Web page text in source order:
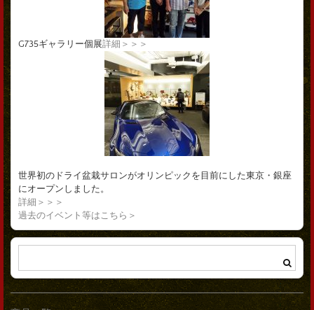
G735ギャラリー個展詳細＞＞＞
世界初のドライ盆栽サロンがオリンピックを目前にした東京・銀座
にオープンしました。
詳細＞＞＞
過去のイベント等はこちら＞